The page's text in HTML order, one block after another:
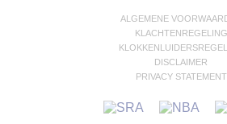
ALGEMENE
KLACHTENREGELING
DISCLAIMER
PRIVACY STATEMENT